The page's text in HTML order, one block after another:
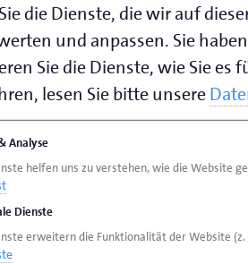
die Dienste, die wir auf
und anpassen. Sie
Sie die Dienste, wie Sie es
lesen Sie bitte unsere
Analyse
helfen uns zu verstehen, wie die Website
Dienste
erweitern die Funktionalität der Website